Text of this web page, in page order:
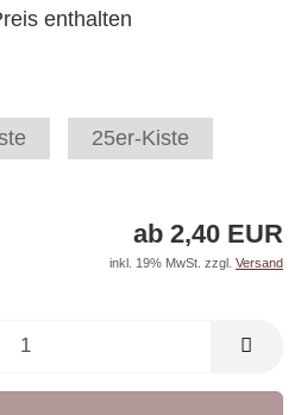
enthalten
25er-Kiste
ab 2,40 EUR
inkl. 19% MwSt. zzgl. Versand